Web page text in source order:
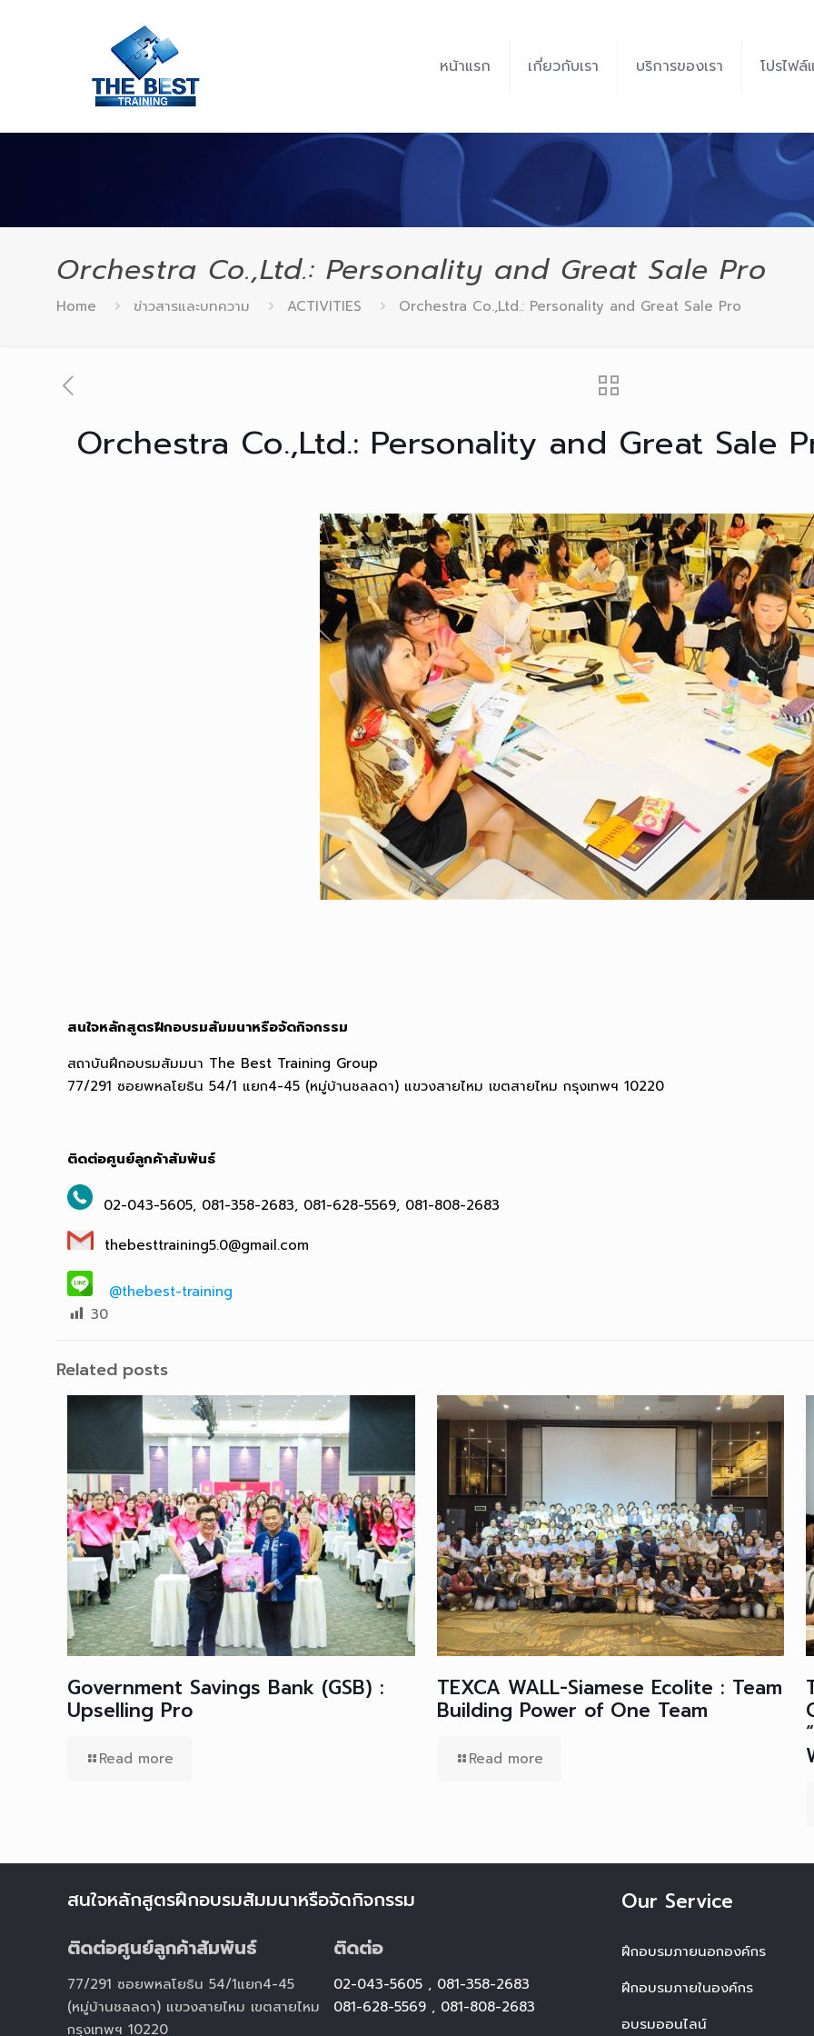
หน้าแรก เกี่ยวกับเรา บริการของเรา โปรไฟล์
Orchestra Co.,Ltd.: Personality and Great Sale Pro
Home ข่าวสารและบทความ ACTIVITIES Orchestra Co.,Ltd.: Personality and Great Sale Pro
Orchestra Co.,Ltd.: Personality and Great Sale
สนใจหลักสูตรฝึกอบรมสัมมนาหรือจัดกิจกรรม
สถาบันฝึกอบรมสัมมนา The Best Training Group
77/291 ซอยพหลโยธิน 54/1 แยก4-45 (หมู่บ้านชลลดา) แขวงสายไหม เขตสายไหม กรุงเทพฯ 10220
ติดต่อศูนย์ลูกค้าสัมพันธ์
02-043-5605, 081-358-2683, 081-628-5569, 081-808-2683
thebesttraining5.0@gmail.com
@thebest-training
30
Related posts
Government Savings Bank (GSB) :
Upselling Pro
Read more
TEXCA WALL-Siamese Ecolite : Team
Building Power of One Team
Read more
สนใจหลักสูตรฝึกอบรมสัมมนาหรือจัดกิจกรรม
ติดต่อศูนย์ลูกค้าสัมพันธ์
77/291 ซอยพหลโยธิน 54/1แยก4-45
(หมู่บ้านชลลดา) แขวงสายไหม เขตสายไหม
กรุงเทพฯ 10220
ติดต่อ
02-043-5605 , 081-358-2683
081-628-5569 , 081-808-2683
Our Service
ฝึกอบรมภายนอกองค์กร
ฝึกอบรมภายในองค์กร
อบรมออนไลน์